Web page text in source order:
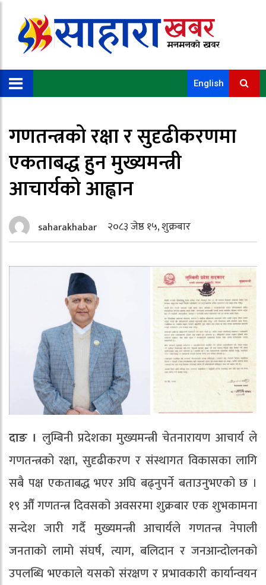
English
गणतन्त्रको रक्षा र सुदृढीकरणमा
एकताबद्ध हुन मुख्यमन्त्री
आचार्यको आह्वान
saharakhabar २०८३ जेष्ठ १५, शुक्रबार
दाङ । लुम्बिनी प्रदेशका मुख्यमन्त्री चेतनारायण आचार्य ले
गणतन्त्रको रक्षा, सुदृढीकरण र संस्थागत विकासका लागि
सबै पक्ष एकताबद्ध भएर अघि बढ्नुपर्ने बताउनुभएको छ ।
१९ औँ गणतन्त्र दिवसको अवसरमा शुक्रबार एक शुभकामना
सन्देश जारी गर्दै मुख्यमन्त्री आचार्यले गणतन्त्र नेपाली
जनताको लामो संघर्ष, त्याग, बलिदान र जनआन्दोलनको
उपलब्धि भएकाले यसको संरक्षण र प्रभावकारी कार्यान्वयन